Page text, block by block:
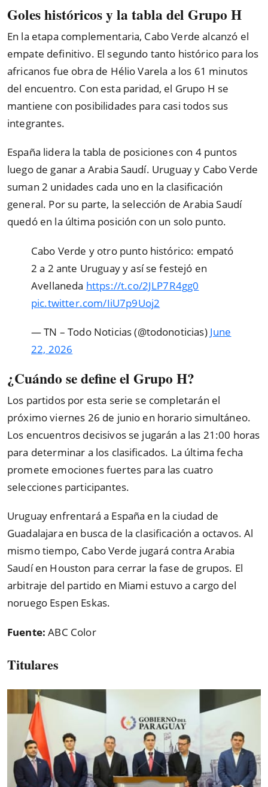
Goles históricos y la tabla del Grupo H
En la etapa complementaria, Cabo Verde alcanzó el
empate definitivo. El segundo tanto histórico para los
africanos fue obra de Hélio Varela a los 61 minutos
del encuentro. Con esta paridad, el Grupo H se
mantiene con posibilidades para casi todos sus
integrantes.
España lidera la tabla de posiciones con 4 puntos
luego de ganar a Arabia Saudí. Uruguay y Cabo Verde
suman 2 unidades cada uno en la clasificación
general. Por su parte, la selección de Arabia Saudí
quedó en la última posición con un solo punto.
Cabo Verde y otro punto histórico: empató
2 a 2 ante Uruguay y así se festejó en
Avellaneda https://t.co/2JLP7R4gg0
pic.twitter.com/IiU7p9Uoj2
— TN – Todo Noticias (@todonoticias) June
22, 2026
¿Cuándo se define el Grupo H?
Los partidos por esta serie se completarán el
próximo viernes 26 de junio en horario simultáneo.
Los encuentros decisivos se jugarán a las 21:00 horas
para determinar a los clasificados. La última fecha
promete emociones fuertes para las cuatro
selecciones participantes.
Uruguay enfrentará a España en la ciudad de
Guadalajara en busca de la clasificación a octavos. Al
mismo tiempo, Cabo Verde jugará contra Arabia
Saudí en Houston para cerrar la fase de grupos. El
arbitraje del partido en Miami estuvo a cargo del
noruego Espen Eskas.
Fuente:ABC Color
Titulares